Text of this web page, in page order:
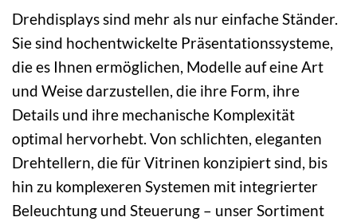
Drehdisplays sind mehr als nur einfache Ständer.
Sie sind hochentwickelte Präsentationssysteme,
die es Ihnen ermöglichen, Modelle auf eine Art
und Weise darzustellen, die ihre Form, ihre
Details und ihre mechanische Komplexität
optimal hervorhebt. Von schlichten, eleganten
Drehtellern, die für Vitrinen konzipiert sind, bis
hin zu komplexeren Systemen mit integrierter
Beleuchtung und Steuerung – unser Sortiment